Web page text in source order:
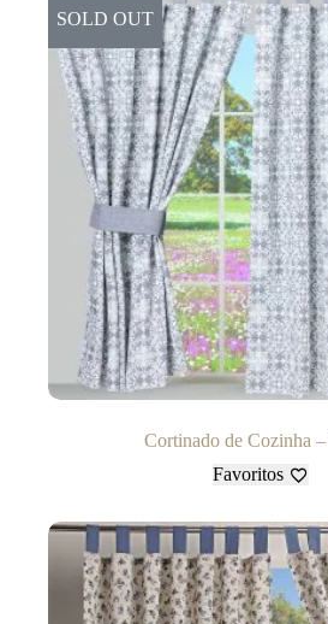
SOLD OUT
Cortinado de Cozinha
Favoritos